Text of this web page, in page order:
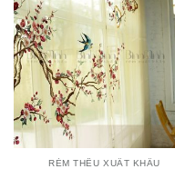
RÈM THÊU XUẤT KHẨU